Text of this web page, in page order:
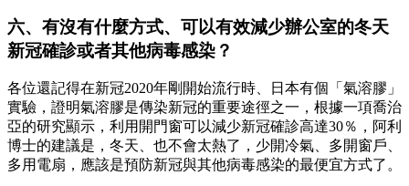
六、有沒有什麼方式、可以有效減少辦公室的冬天
新冠確診或者其他病毒感染？
各位還記得在新冠2020年剛開始流行時、日本有個「氣溶膠」
實驗，證明氣溶膠是傳染新冠的重要途徑之一，根據一項喬治
亞的研究顯示，利用開門窗可以減少新冠確診高達30％，阿利
博士的建議是，冬天、也不會太熱了，少開冷氣、多開窗戶、
多用電扇，應該是預防新冠與其他病毒感染的最便宜方式了。